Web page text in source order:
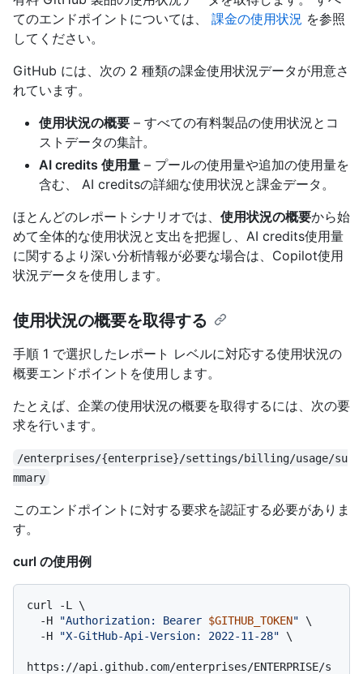
てのエンドポイントについては、 課金の使用状況 を参照
してください。
GitHub には、次の 2 種類の課金使用状況データが用意さ
れています。
使用状況の概要 – すべての有料製品の使用状況とコ
ストデータの集計。
AI credits 使用量 – プールの使用量や追加の使用量を
含む、 AI creditsの詳細な使用状況と課金データ。
ほとんどのレポートシナリオでは、 使用状況の概要から始
めて全体的な使用状況と支出を把握し、AI credits使用量
に関するより深い分析情報が必要な場合は、Copilot使用
状況データを使用します。
使用状況の概要を取得する
手順 1 で選択したレポート レベルに対応する使用状況の
概要エンドポイントを使用します。
たとえば、企業の使用状況の概要を取得するには、次の要
求を行います。
/enterprises/{enterprise}/settings/billing/usage/su
mmary
このエンドポイントに対する要求を認証する必要がありま
す。
curl の使用例
curl -L \
  -H
"Authorization: Bearer $GITHUB_TOKEN" \
  -H
"X-GitHub-Api-Version: 2022-11-28" \
https://api.github.com/enterprises/ENTERPRISE/s